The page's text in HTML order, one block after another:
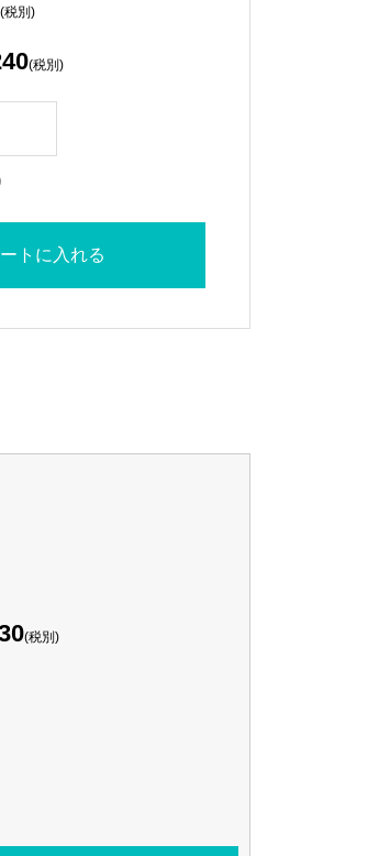
(税別)
(税別)
(税別)